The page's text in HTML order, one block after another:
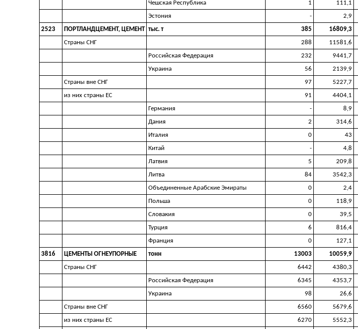
Чешская Республика
1 111,1
Эстония
- 2,9
2523
ПОРТЛАНДЦЕМЕНТ, ЦЕМЕНТ тыс. т 385 16809,3
Страны СНГ
288 11581,6
Российская Федерация
232 9441,7
Украина
56 2139,9
Страны вне СНГ
97 5227,7
из них страны ЕС
91 4404,1
Германия
- 8,9
Дания
2 314,6
Италия
0 43
Китай
- 4,8
Латвия
5 209,8
Литва
84 3542,3
Объединенные Арабские Эмираты
0 2,4
Польша
0 118,9
Словакия
0 39,5
Турция
6 816,4
Франция
0 127,1
3816
ЦЕМЕНТЫ ОГНЕУПОРНЫЕ тонн 13003 10059,9
Страны СНГ
6442 4380,3
Российская Федерация
6345 4353,7
Украина
98 26,6
Страны вне СНГ
6560 5679,6
из них страны ЕС
6270 5552,3